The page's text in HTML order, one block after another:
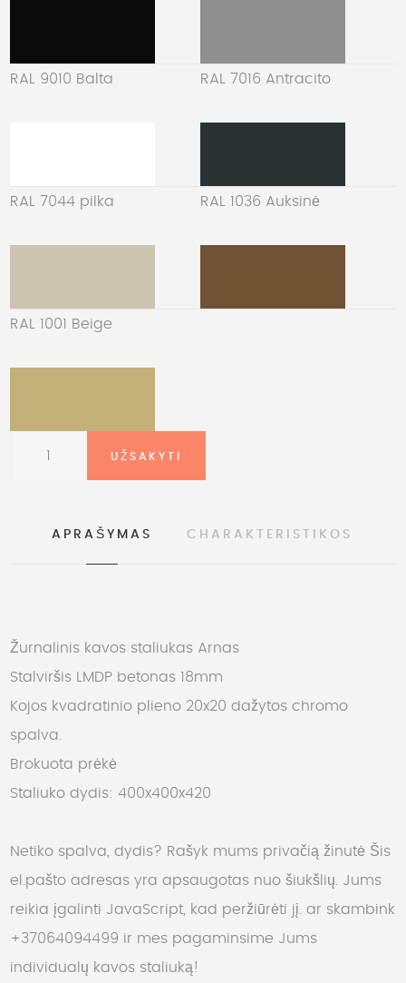
RAL 9010 Balta RAL 7016 Antracito
RAL 7044 pilka RAL 1036 Auksinė
RAL 1001 Beige
APRAŠYMAS CHARAKTERISTIKOS
Žurnalinis kavos staliukas Arnas
Stalviršis LMDP betonas 18mm
Kojos kvadratinio plieno 20x20 dažytos chromo
spalva.
Brokuota prėkė
Staliuko dydis: 400x400x420
Netiko spalva, dydis? Rašyk mums privačią žinutė Šis
el.pašto adresas yra apsaugotas nuo šiukšlių. Jums
reikia įgalinti JavaScript, kad peržiūrėti jį. ar skambink
+37064094499 ir mes pagaminsime Jums
individualų kavos staliuką!